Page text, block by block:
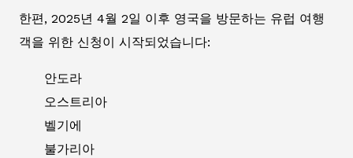
한편, 2025년 4월 2일 이후 영국을 방문하는 유럽 여행
객을 위한 신청이 시작되었습니다:
안도라
오스트리아
벨기에
불가리아